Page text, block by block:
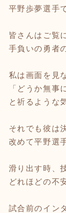
平野歩夢選手
皆さんはご覧
手負いの勇者
私は画面を見
「どうか無事
と祈るような
それでも彼は
改めて平野選
滑り出す時、
どれほどの不
試合前のイン